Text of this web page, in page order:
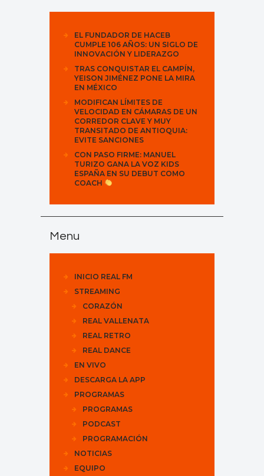
EL FUNDADOR DE HACEB
CUMPLE 106 AÑOS: UN SIGLO DE
INNOVACIÓN Y LIDERAZGO
TRAS CONQUISTAR EL CAMPÍN,
YEISON JIMÉNEZ PONE LA MIRA
EN MÉXICO
MODIFICAN LÍMITES DE
VELOCIDAD EN CÁMARAS DE UN
CORREDOR CLAVE Y MUY
TRANSITADO DE ANTIOQUIA:
EVITE SANCIONES
CON PASO FIRME: MANUEL
TURIZO GANA LA VOZ KIDS
ESPAÑA EN SU DEBUT COMO
COACH
Menu
INICIO REAL FM
STREAMING
CORAZÓN
REAL VALLENATA
REAL RETRO
REAL DANCE
EN VIVO
DESCARGA LA APP
PROGRAMAS
PROGRAMAS
PODCAST
PROGRAMACIÓN
NOTICIAS
EQUIPO